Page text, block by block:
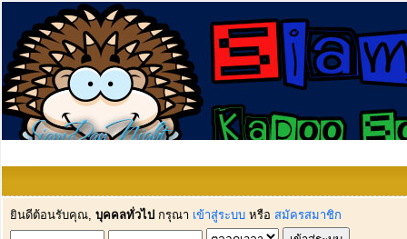
ยินดีต้อนรับคุณ, บุคคลทั่วไป กรุณา เข้าสู่ระบบ หรือ สมัครสมาชิก